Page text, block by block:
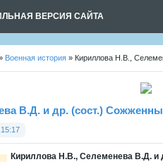
ВЕРСИЯ САЙТА
Военная история » Кириллова Н.В.,
В.Д. и др. (сост.)
Кириллова Н.В., Селеменева В.Д. и